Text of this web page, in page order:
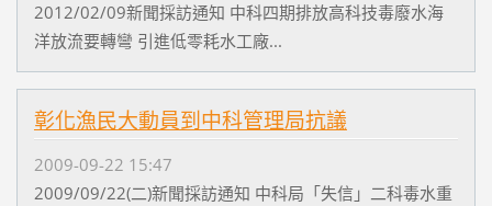
2012/02/09新聞採訪通知 中科四期排放高科技毒廢水海
洋放流要轉彎 引進低零耗水工廠...
彰化漁民大動員到中科管理局抗議
2009-09-22 15:47
2009/09/22(二)新聞採訪通知 中科局「失信」二科毒水重